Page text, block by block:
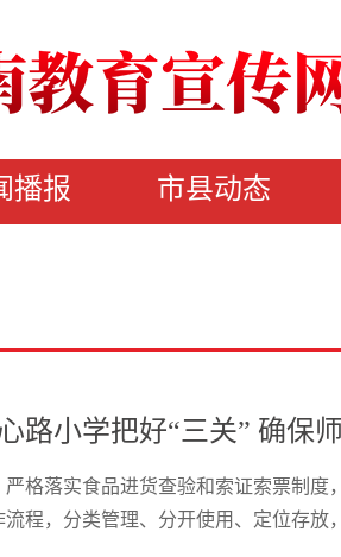
播报 市县动态
路小学把好“三关” 确保
格落实食品进货查验和索证索票制
程，分类管理、分开使用、定位存